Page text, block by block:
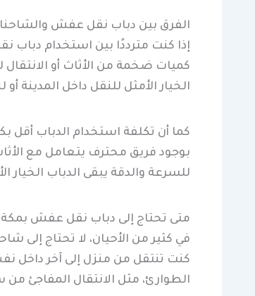
الفرق بين دباب نقل عفش
إذا كنت مترددًا بين استخدام دباب
كميات ضخمة من الأثاث أو
الخيار الأمثل للنقل داخل
كما أن تكلفة استخدام الدباب أقل
بوجود فريق محترف يتعامل مع
للسرعة والدقة يبقى الدباب الخيار
متى تحتاج إلى دباب نقل عفش
في كثير من الأحيان، لا تحتاج إلى
كنت تنتقل من منزل إلى آخر داخل
الطوارئ، مثل الانتقال المفاجئ